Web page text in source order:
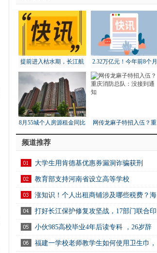
提前进入枯水期，长江航
道局全面部署维护工作
2.32万亿元！今年前8个月
北京地区进出口增长18.3%
8月55城个人房源租金同比
降1%，租赁市场量价齐跌
网传龙麻子特招入伍？重
庆消防总队：没接到通知
频道推荐
大学生用肯德基优惠券漏洞诈骗获刑
教育部支持河南省设立高等学校
涨知识！个人出租商铺涉及哪些税费？海
打好长江保护修复攻坚战，17部门联合印
小伙985高校毕业4年后读专科 ，26岁辞
福建一学校老师教学生如何使用卫生巾，